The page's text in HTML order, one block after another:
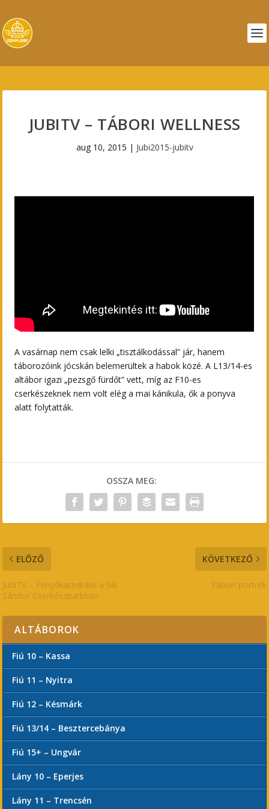
JUBITV – TÁBORI WELLNESS
aug 10, 2015 | Jubi2015-jubitv
A vasárnap nem csak lelki „tisztálkodással” jár, hanem
táborozóink jócskán belemerültek a habok közé. A L13/14-es
altábor igazi „pezsgő fürdőt” vett, míg az F10-es
cserkészeknek nem volt elég a mai kánikula, ők a ponyva
alatt folytatták.
OSSZA MEG:
ELŐZŐ
JubiTV – Fenyőkatedrális a Sik
Sándor Cserkészparkban
KÖVETKEZŐ
Tábori portrék
ALTÁBOROK
Fiú 10 – Kassa
Fiú 11 – Nyitra
Fiú 12 – Késmárk
Fiú 13/14 – Besztercebánya
Fiú 15+ – Ungvár
Lány 10 – Eperjes
Lány 11 – Trencsén